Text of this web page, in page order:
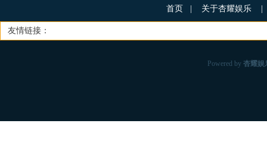
首页 关于杏耀娱乐
友情链接：
Powered by 杏耀娱